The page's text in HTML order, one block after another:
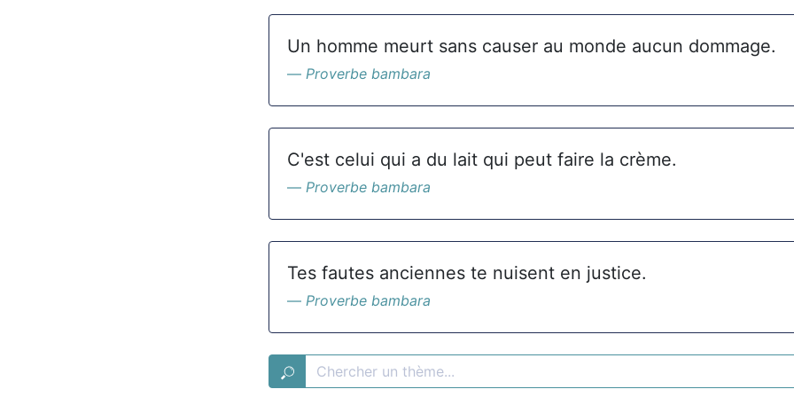
Un homme meurt sans causer au monde aucun dommage.
Proverbe bambara
C'est celui qui a du lait qui peut faire la crème.
Proverbe bambara
Tes fautes anciennes te nuisent en justice.
Proverbe bambara